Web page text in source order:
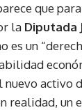
que
la Diputada
un
activo
realidad,